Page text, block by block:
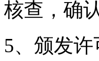
核查，确
5、颁发